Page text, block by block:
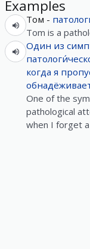
Examples
Том -
Tom is a
Один из
когда я
One of the
pathological
when I forget